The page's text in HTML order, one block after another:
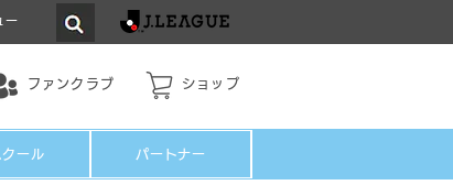
ー
ファンクラブ ショップ
クール パートナー